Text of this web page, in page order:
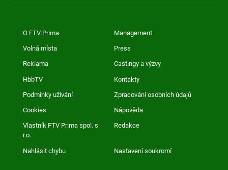
O FTV Prima Management
Volná místa Press
Reklama Castingy a výzvy
HbbTV Kontakty
Podmínky užívání Zpracování osobních údajů
Cookies Nápověda
Vlastník FTV Prima spol. s
r.o.
Redakce
Nahlásit chybu Nastavení soukromí